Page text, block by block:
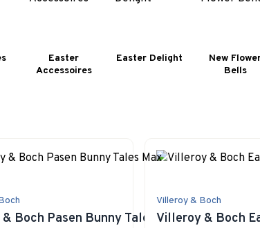
Easter
Accessoires
Easter Delight
New
Bells
Boch Pasen Bunny Tales Max
Villeroy & Boch
Villeroy & Boch